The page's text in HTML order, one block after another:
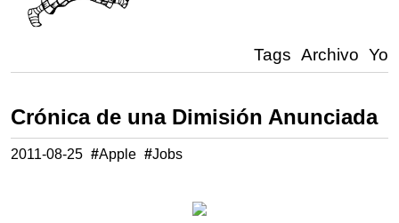
Tags Archivo Yo
Crónica de una Dimisión Anunciada
2011-08-25 #Apple #Jobs